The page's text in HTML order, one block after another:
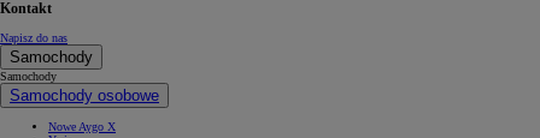
Kontakt
Napisz do nas
Samochody
Samochody
Samochody osobowe
Nowe Aygo X